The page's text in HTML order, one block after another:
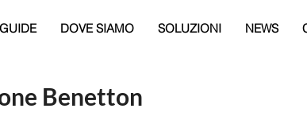
DOVE SIAMO SOLUZIONI NEWS
Benetton